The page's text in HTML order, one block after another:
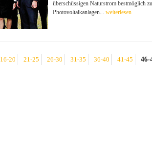
überschüssigen Naturstrom bestmöglich
Photovoltaikanlagen... weiterlesen
16-20 21-25 26-30 31-35 36-40 41-45 46-